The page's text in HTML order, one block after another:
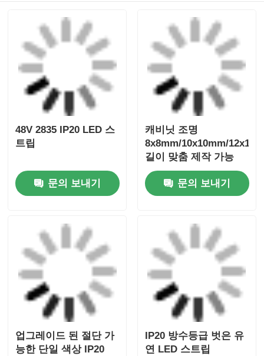
48V 2835 IP20 LED 스
트립
문의 보내기
캐비닛 조명
8x8mm/10x10mm/
길이 맞춤 제작 가능
문의 보내기
업그레이드 된 절단 가
능한 단일 색상 IP20
IP20 방수등급 벗은 유
연 LED 스트립